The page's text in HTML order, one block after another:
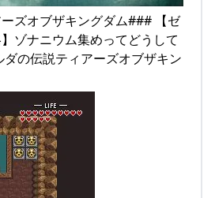
ズオブザキングダム### 【ゼ
ゾナニウム集めってどうして
ダの伝説ティアーズオブザキン